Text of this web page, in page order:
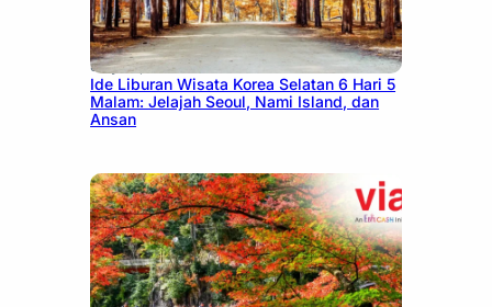
July 15, 2026
Ide Liburan Wisata Korea Selatan 6 Hari 5
Malam: Jelajah Seoul, Nami Island, dan
Ansan